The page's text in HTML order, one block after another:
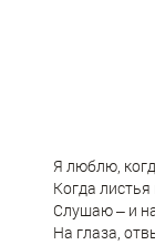
Я люблю,
Когда
Слушаю ‒ и
На глаза,